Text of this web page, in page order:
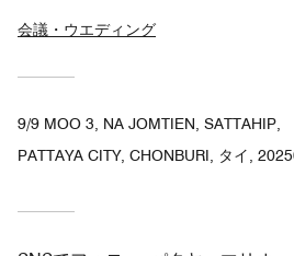
会議・ウエディング
9/9 MOO 3, NA JOMTIEN, SATTAHIP,
PATTAYA CITY, CHONBURI, タイ,